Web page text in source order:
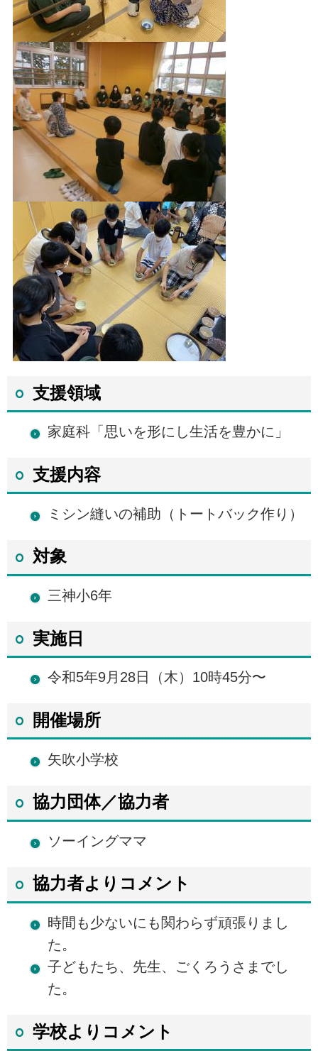
支援領域
家庭科「思いを形にし生活を豊かに」
支援内容
ミシン縫いの補助（トートバック作り）
対象
三神小6年
実施日
令和5年9月28日（木）10時45分〜
開催場所
矢吹小学校
協力団体／協力者
ソーイングママ
協力者よりコメント
時間も少ないにも関わらず頑張りまし
た。
子どもたち、先生、ごくろうさまでし
た。
学校よりコメント